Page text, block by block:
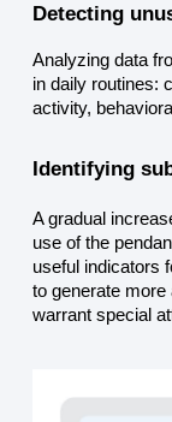
Detecting
Analyzing data
in daily routines:
activity,
Identifying
A gradual
use of the
useful indicators
to generate more
warrant special